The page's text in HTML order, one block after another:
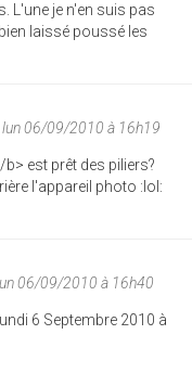
L'une je n'en suis pas
laissé poussé les
lun 06/09/2010 à 16h19
est prêt des piliers?
l'appareil photo :lol:
06/09/2010 à 16h40
6 Septembre 2010 à